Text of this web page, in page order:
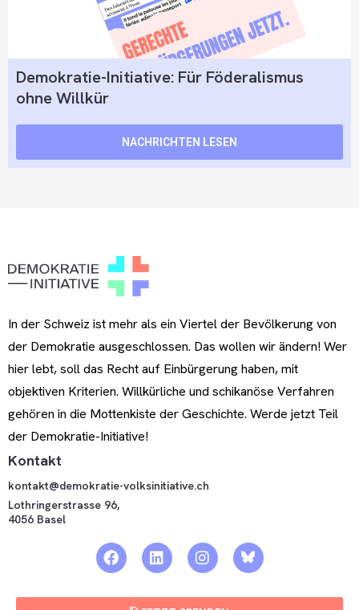
Demokratie-Initiative: Für Föderalismus
ohne Willkür
NACHRICHTEN LESEN
In der Schweiz ist mehr als ein Viertel der Bevölkerung von
der Demokratie ausgeschlossen. Das wollen wir ändern! Wer
hier lebt, soll das Recht auf Einbürgerung haben, mit
objektiven Kriterien. Willkürliche und schikanöse Verfahren
gehören in die Mottenkiste der Geschichte. Werde jetzt Teil
der Demokratie-Initiative!
Kontakt
kontakt@demokratie-volksinitiative.ch
Lothringerstrasse 96,
4056 Basel